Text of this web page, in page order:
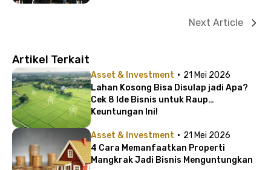
Next Article
Artikel Terkait
Asset & Investment · 21 Mei 2026
Lahan Kosong Bisa Disulap jadi Apa?
Cek 8 Ide Bisnis untuk Raup
Keuntungan Ini!
Asset & Investment · 21 Mei 2026
4 Cara Memanfaatkan Properti
Mangkrak Jadi Bisnis Menguntungkan